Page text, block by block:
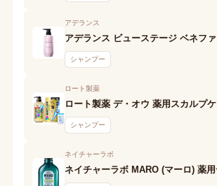
アデランス
シャンプー
ロート製薬
ロート製薬 デ・オウ 薬用スカルプ
シャンプー
ネイチャーラボ